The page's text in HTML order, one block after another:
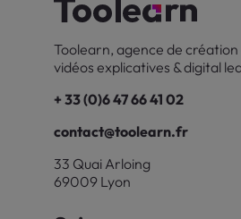
Toolearn, agence de création
vidéos explicatives & digital
+ 33 (0)6 47 66 41 02
contact@toolearn.fr
33 Quai Arloing
69009 Lyon